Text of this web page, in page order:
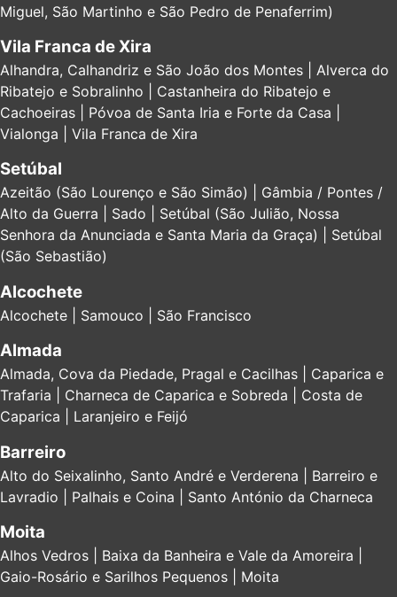
Miguel, São Martinho e São Pedro de Penaferrim)
Vila Franca de Xira
Alhandra, Calhandriz e São João dos Montes | Alverca do
Ribatejo e Sobralinho | Castanheira do Ribatejo e
Cachoeiras | Póvoa de Santa Iria e Forte da Casa |
Vialonga | Vila Franca de Xira
Setúbal
Azeitão (São Lourenço e São Simão) | Gâmbia / Pontes /
Alto da Guerra | Sado | Setúbal (São Julião, Nossa
Senhora da Anunciada e Santa Maria da Graça) | Setúbal
(São Sebastião)
Alcochete
Alcochete | Samouco | São Francisco
Almada
Almada, Cova da Piedade, Pragal e Cacilhas | Caparica e
Trafaria | Charneca de Caparica e Sobreda | Costa de
Caparica | Laranjeiro e Feijó
Barreiro
Alto do Seixalinho, Santo André e Verderena | Barreiro e
Lavradio | Palhais e Coina | Santo António da Charneca
Moita
Alhos Vedros | Baixa da Banheira e Vale da Amoreira |
Gaio-Rosário e Sarilhos Pequenos | Moita